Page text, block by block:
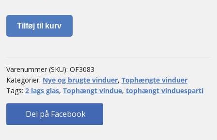
Tophængt
vinduesparti
Tilføj til kurv
Varenummer (SKU): OF3083
Kategorier: Nye og brugte vinduer, Tophængte vinduer
Tags: 2 lags glas, Tophængt vindue, tophængt vinduesparti
Del på Facebook